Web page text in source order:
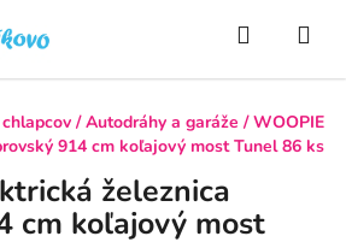
Hľadať
/ Autodráhy a garáže / WOOPIE
914 cm koľajový most Tunel 86 ks
železnica
cm koľajový most